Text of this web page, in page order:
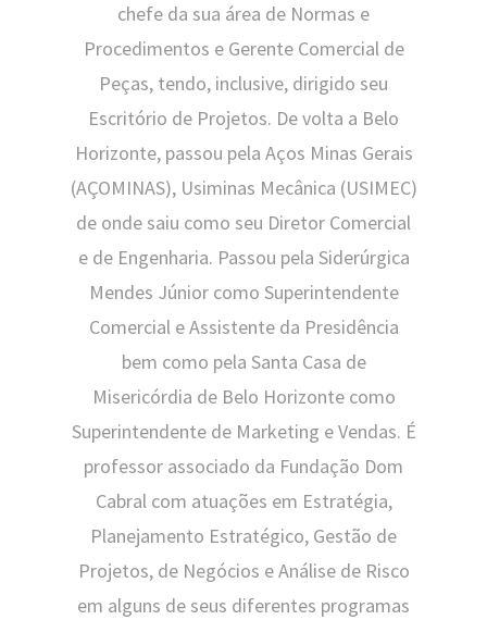
chefe da sua área de Normas e
Procedimentos e Gerente Comercial de
Peças, tendo, inclusive, dirigido seu
Escritório de Projetos. De volta a Belo
Horizonte, passou pela Aços Minas Gerais
(AÇOMINAS), Usiminas Mecânica (USIMEC)
de onde saiu como seu Diretor Comercial
e de Engenharia. Passou pela Siderúrgica
Mendes Júnior como Superintendente
Comercial e Assistente da Presidência
bem como pela Santa Casa de
Misericórdia de Belo Horizonte como
Superintendente de Marketing e Vendas. É
professor associado da Fundação Dom
Cabral com atuações em Estratégia,
Planejamento Estratégico, Gestão de
Projetos, de Negócios e Análise de Risco
em alguns de seus diferentes programas